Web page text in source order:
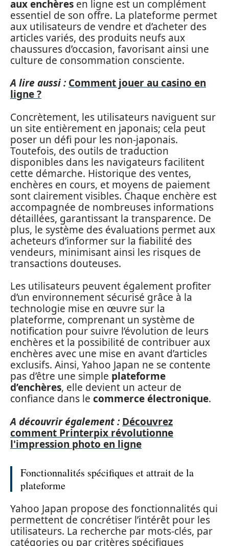
aux enchères en ligne est un complément
essentiel de son offre. La plateforme permet
aux utilisateurs de vendre et d’acheter des
articles variés, des produits neufs aux
chaussures d’occasion, favorisant ainsi une
culture de consommation consciente.
A lire aussi : Comment jouer au casino en
ligne ?
Concrètement, les utilisateurs naviguent sur
un site entièrement en japonais; cela peut
poser un défi pour les non-japonais.
Toutefois, des outils de traduction
disponibles dans les navigateurs facilitent
cette démarche. Historique des ventes,
enchères en cours, et moyens de paiement
sont clairement visibles. Chaque enchère est
accompagnée de nombreuses informations
détaillées, garantissant la transparence. De
plus, le système des évaluations permet aux
acheteurs d’informer sur la fiabilité des
vendeurs, minimisant ainsi les risques de
transactions douteuses.
Les utilisateurs peuvent également profiter
d’un environnement sécurisé grâce à la
technologie mise en œuvre sur la
plateforme, comprenant un système de
notification pour suivre l’évolution de leurs
enchères et la possibilité de contribuer aux
enchères avec une mise en avant d’articles
exclusifs. Ainsi, Yahoo Japan ne se contente
pas d’être une simple plateforme
d’enchères, elle devient un acteur de
confiance dans le commerce électronique.
A découvrir également : Découvrez
comment Printerpix révolutionne
l'impression photo en ligne
Fonctionnalités spécifiques et attrait de la
plateforme
Yahoo Japan propose des fonctionnalités qui
permettent de concrétiser l’intérêt pour les
utilisateurs. La recherche par mots-clés, par
catégories ou par critères spécifiques